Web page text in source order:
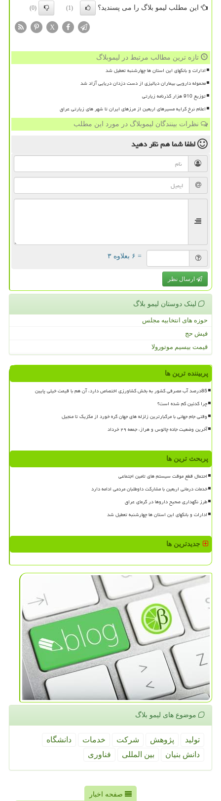
این مطلب لیمو بلاگ را می پسندید؟ (1)
(0)
X
تازه ترین مطالب مرتبط در لیموبلاگ
ادارات و بانکهای این استان ها چهارشنبه تعطیل شد
محموله دارویی بیماران دیالیزی از دست دزدان دریایی آزاد شد
توزیع 910 هزار گذرنامه زیارتی
اعلام نرخ کرایه مسیرهای اربعین از مرزهای ایران تا شهر های زیارتی عراق
نظرات بینندگان لیموبلاگ در مورد این مطلب
لطفا شما همنظر دهید
= ۶ بعلاوه ۳
ارسال نظر
لینک دوستان لیمو بلاگ
حوزه های انتخابیه مجلس
فیش حج
قیمت بیسیم موتورولا
پربیننده ترین ها
85درصد آب مصرفی کشور به بخش کشاورزی اختصاص دارد، آن هم با قیمت خیلی پایین
چرا کدئین کم شده است؟
وقتی جام جهانی با مرگبارترین زلزله های جهان گره خورد از مکزیک تا منجیل
آخرین وضعیت جاده چالوس و هراز، جمعه ۲۹ خرداد
پربحث ترین ها
احتمال قطع موقت سیستم های تامین اجتماعی
خدمات درمانی اربعین با مشارکت داوطلبان مردمی ادامه دارد
طرز نگهداری صحیح داروها در گرمای عراق
ادارات و بانکهای این استان ها چهارشنبه تعطیل شد
جدیدترین ها
موضوع های لیمو بلاگ
تولید پژوهش شركت خدمات
دانشگاه
دانش بنیان
بین المللی فناوری
صفحه اخبار